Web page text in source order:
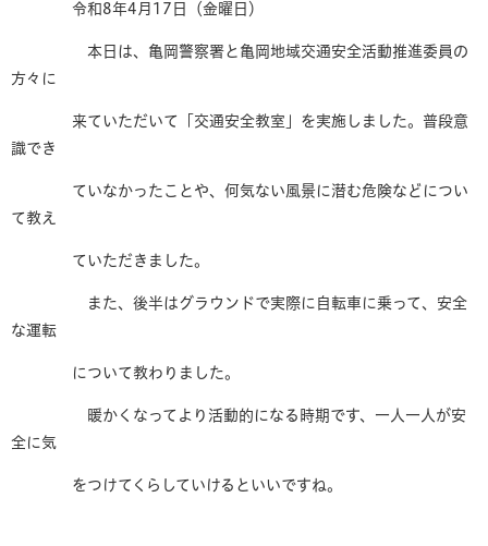
令和8年4月17日（金曜日）
本日は、亀岡警察署と亀岡地域交通安全活動推進委員の
方々に
来ていただいて「交通安全教室」を実施しました。普段意
識でき
ていなかったことや、何気ない風景に潜む危険などについ
て教え
ていただきました。
また、後半はグラウンドで実際に自転車に乗って、安全
な運転
について教わりました。
暖かくなってより活動的になる時期です、一人一人が安
全に気
をつけてくらしていけるといいですね。